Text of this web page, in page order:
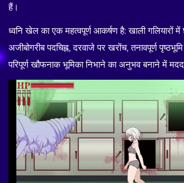
हैं।
ध्वनि खेल का एक महत्वपूर्ण आकर्षण है: खाली गलियारों में
अजीबोगरीब पदचिह्न, दरवाजे पर खरोंच, तनावपूर्ण
परिपूर्ण खौफनाक भूमिका निभाने का अनुभव बनाने में